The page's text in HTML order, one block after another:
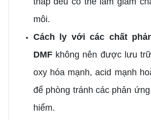
môi.
Cách ly với các chất
DMFkhông nên được lưu
oxy hóa mạnh, acid mạnh
để phòng tránh các phản
hiểm.